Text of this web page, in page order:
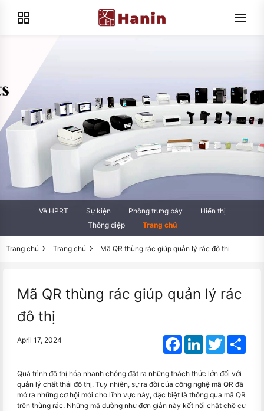
Về HPRT Sự kiện Phòng trưng bày
Hiển thị
Thông điệp
Trang chủ
Trang chủ Trang chủ Mã QR thùng rác giúp quản lý rác đô thị
Mã QR thùng rác giúp quản lý rác
đô thị
April 17, 2024 FacebookLinkedInTwitter
Quá trình đô thị hóa nhanh chóng đặt ra những thách thức lớn đối với
quản lý chất thải đô thị. Tuy nhiên, sự ra đời của công nghệ mã QR đã
mở ra những cơ hội mới cho lĩnh vực này, đặc biệt là thông qua mã QR
trên thùng rác. Những mã dường như đơn giản này kết nối chặt chẽ cư